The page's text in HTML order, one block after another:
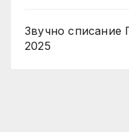
Звучно списание
2025